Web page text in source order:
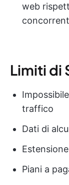
web
Limiti di
traffico
Dati di
Piani a